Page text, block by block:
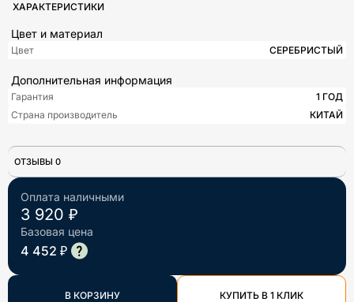
Оплата наличными
3 920 ₽
Базовая цена
4 452 ₽
В КОРЗИНУ КУПИТЬ В 1 КЛИК
ХАРАКТЕРИСТИКИ
Цвет и материал
Цвет СЕРЕБРИСТЫЙ
Дополнительная информация
Гарантия
1 ГОД
Страна производитель
КИТАЙ
ОТЗЫВЫ 0